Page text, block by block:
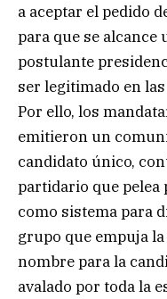
a aceptar el pedido
para que se alcance
postulante
ser legitimado en
Por ello, los
emitieron un
candidato único,
partidario que pelea
como sistema para
grupo que empuja
nombre para la
avalado por toda la